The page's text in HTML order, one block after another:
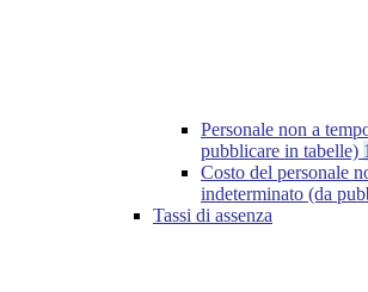
Personale non a
pubblicare in tabelle)
Costo del personale
indeterminato (da
Tassi di assenza